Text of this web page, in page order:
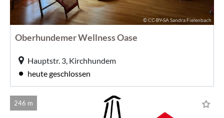
© CC-BY-SA Sandra Fielenbach
Oberhundemer Wellness Oase
Hauptstr. 3, Kirchhundem
heute geschlossen
246 m